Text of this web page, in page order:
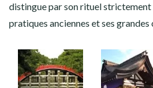
distingue par son rituel strictement
pratiques anciennes et ses grandes